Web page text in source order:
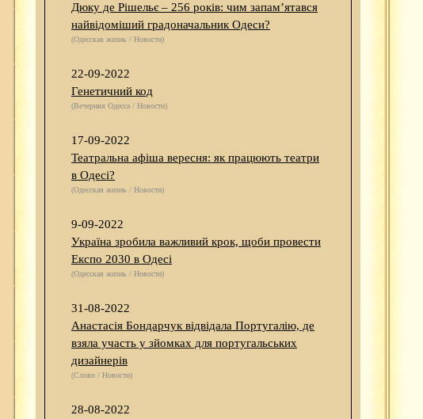
Дюку де Рішельє – 256 років: чим запам’ятався
найвідоміший градоначальник Одеси?
(Одесская жизнь / Новости)
22-09-2022
Генетичний код
(Вечерняя Одесса / Новости)
17-09-2022
Театральна афіша вересня: як працюють театри
в Одесі?
(Одесская жизнь / Новости)
9-09-2022
Україна зробила важливий крок, щоби провести
Експо 2030 в Одесі
(Одесская жизнь / Новости)
31-08-2022
Анастасія Бондарчук відвідала Португалію, де
взяла участь у зйомках для португальських
дизайнерів
(Слово / Новости)
28-08-2022